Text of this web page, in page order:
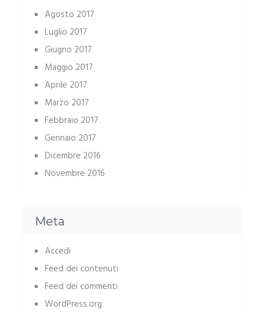
Agosto 2017
Luglio 2017
Giugno 2017
Maggio 2017
Aprile 2017
Marzo 2017
Febbraio 2017
Gennaio 2017
Dicembre 2016
Novembre 2016
Meta
Accedi
Feed dei contenuti
Feed dei commenti
WordPress.org